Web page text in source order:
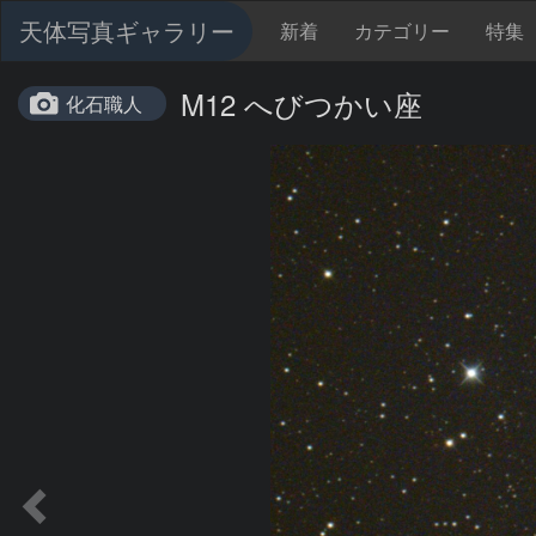
天体写真ギャラリー 新着 カテゴリー 特集
化石職人 M12 へびつかい座